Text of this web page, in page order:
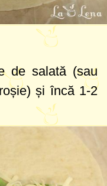
de salată (sau
și încă 1-2